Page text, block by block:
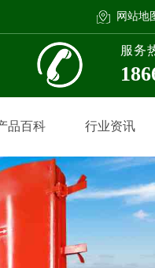
网站地
服务
品百科 行业资讯